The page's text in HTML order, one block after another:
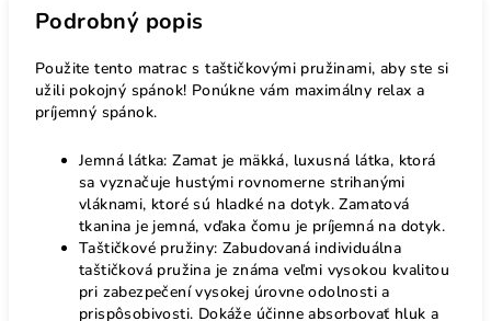
Podrobný popis
Použite tento matrac s taštičkovými pružinami, aby ste si
užili pokojný spánok! Ponúkne vám maximálny relax a
príjemný spánok.
Jemná látka: Zamat je mäkká, luxusná látka, ktorá
sa vyznačuje hustými rovnomerne strihanými
vláknami, ktoré sú hladké na dotyk. Zamatová
tkanina je jemná, vďaka čomu je príjemná na dotyk.
Taštičkové pružiny: Zabudovaná individuálna
taštičková pružina je známa veľmi vysokou kvalitou
pri zabezpečení vysokej úrovne odolnosti a
prispôsobivosti. Dokáže účinne absorbovať hluk a